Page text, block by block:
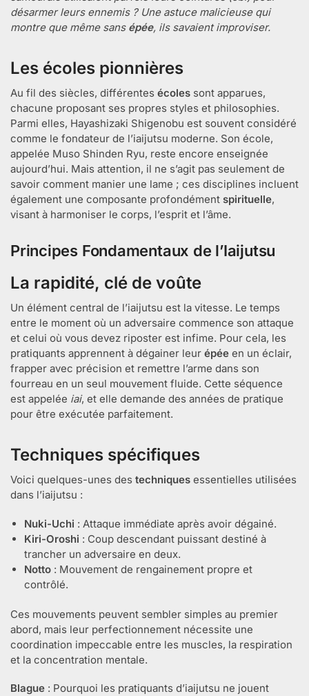
désarmer leurs ennemis ? Une astuce malicieuse qui
montre que même sans épée, ils savaient improviser.
Les écoles pionnières
Au fil des siècles, différentes écoles sont apparues,
chacune proposant ses propres styles et philosophies.
Parmi elles, Hayashizaki Shigenobu est souvent considéré
comme le fondateur de l’iaijutsu moderne. Son école,
appelée Muso Shinden Ryu, reste encore enseignée
aujourd’hui. Mais attention, il ne s’agit pas seulement de
savoir comment manier une lame ; ces disciplines incluent
également une composante profondément spirituelle,
visant à harmoniser le corps, l’esprit et l’âme.
Principes Fondamentaux de l’Iaijutsu
La rapidité, clé de voûte
Un élément central de l’iaijutsu est la vitesse. Le temps
entre le moment où un adversaire commence son attaque
et celui où vous devez riposter est infime. Pour cela, les
pratiquants apprennent à dégainer leur épée en un éclair,
frapper avec précision et remettre l’arme dans son
fourreau en un seul mouvement fluide. Cette séquence
est appelée iai, et elle demande des années de pratique
pour être exécutée parfaitement.
Techniques spécifiques
Voici quelques-unes des techniques essentielles utilisées
dans l’iaijutsu :
Nuki-Uchi : Attaque immédiate après avoir dégainé.
Kiri-Oroshi : Coup descendant puissant destiné à
trancher un adversaire en deux.
Notto : Mouvement de rengainement propre et
contrôlé.
Ces mouvements peuvent sembler simples au premier
abord, mais leur perfectionnement nécessite une
coordination impeccable entre les muscles, la respiration
et la concentration mentale.
Blague : Pourquoi les pratiquants d’iaijutsu ne jouent